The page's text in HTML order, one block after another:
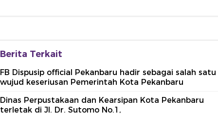
Berita Terkait
FB Dispusip official Pekanbaru hadir sebagai salah satu
wujud keseriusan Pemerintah Kota Pekanbaru
Dinas Perpustakaan dan Kearsipan Kota Pekanbaru
terletak di Jl. Dr. Sutomo No.1,